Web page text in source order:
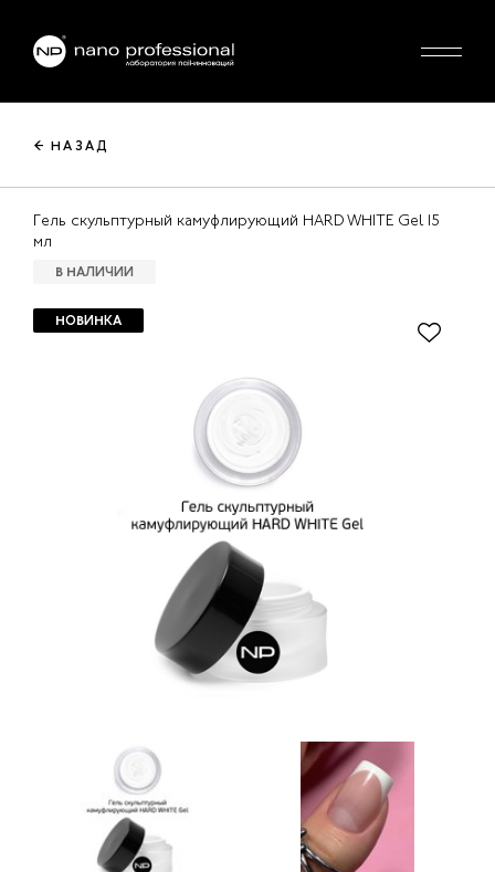
← НАЗАД
Гель скульптурный камуфлирующий HARD WHITE Gel 15
мл
В НАЛИЧИИ
НОВИНКА